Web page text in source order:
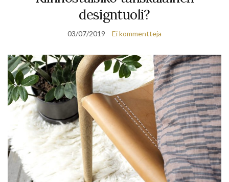
designtuoli?
03/07/2019 Ei kommentteja